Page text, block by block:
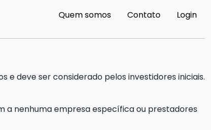
Quem somos Contato Login
deve ser considerado pelos investidores iniciais.
a nenhuma empresa específica ou prestadores